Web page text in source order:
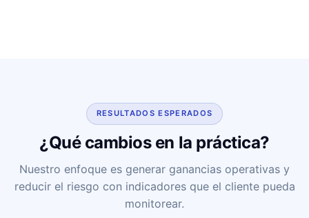
RESULTADOS ESPERADOS
¿Qué cambios en la práctica?
Nuestro enfoque es generar ganancias operativas y
reducir el riesgo con indicadores que el cliente pueda
monitorear.